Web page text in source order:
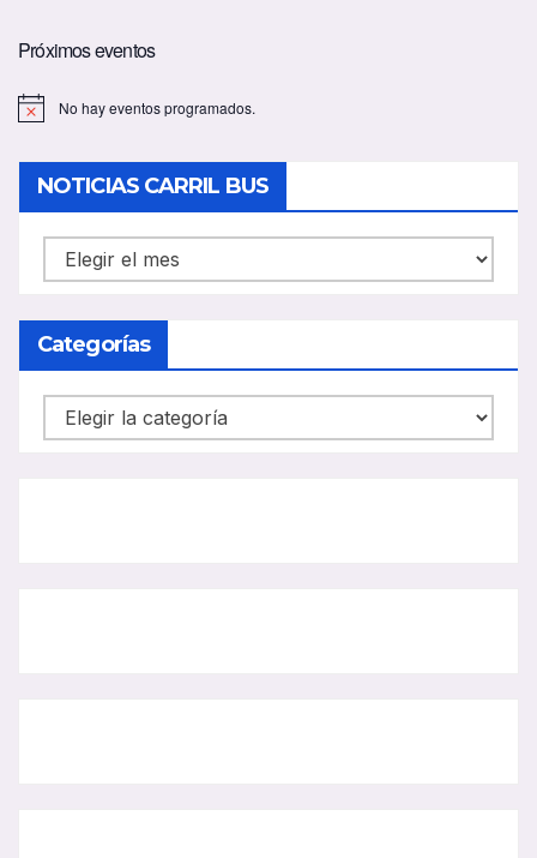
Próximos eventos
No hay eventos programados.
NOTICIAS CARRIL BUS
NOTICIAS
CARRIL
BUS
Categorías
Categorías